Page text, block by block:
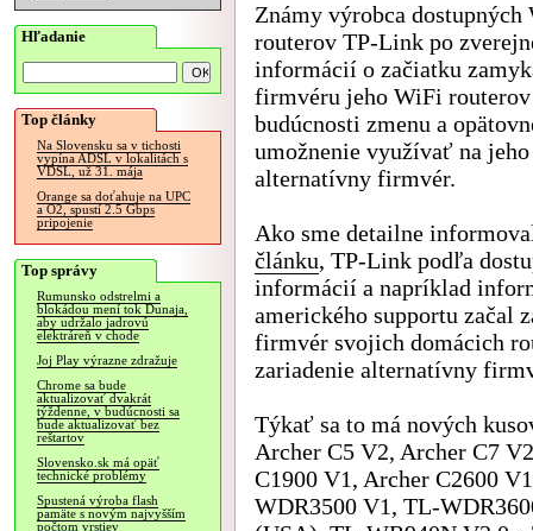
Hľadanie
Top články
Na Slovensku sa v tichosti
vypína ADSL v lokalitách s
VDSL, už 31. mája
Orange sa doťahuje na UPC
a O2, spustí 2.5 Gbps
pripojenie
Top správy
Rumunsko odstrelmi a
blokádou mení tok Dunaja,
aby udržalo jadrovú
elektráreň v chode
Joj Play výrazne zdražuje
Chrome sa bude
aktualizovať dvakrát
týždenne, v budúcnosti sa
bude aktualizovať bez
reštartov
Slovensko.sk má opäť
technické problémy
Spustená výroba flash
pamäte s novým najvyšším
počtom vrstiev
Známy výrobca dostupných
routerov TP-Link po
informácií o začiatku
firmvéru jeho WiFi
budúcnosti zmenu a
umožnenie využívať na
alternatívny firmvér.
Ako sme detailne
článku, TP-Link podľa
informácií a napríklad
amerického supportu začal
firmvér svojich domácich
zariadenie alternatívny
Týkať sa to má nových
Archer C5 V2, Archer C7
C1900 V1, Archer C2600
WDR3500 V1, TL-